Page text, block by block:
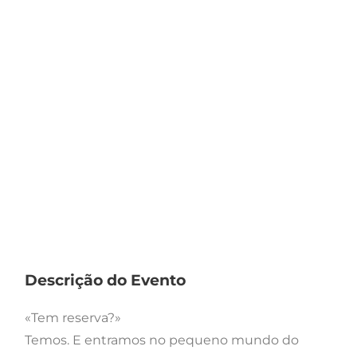
Descrição do Evento
«Tem reserva?»
Temos. E entramos no pequeno mundo do